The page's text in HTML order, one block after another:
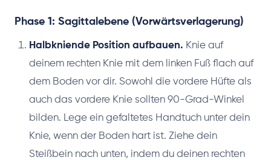
Phase 1: Sagittalebene (Vorwärtsverlagerung)
Halbkniende Position aufbauen. Knie auf
deinem rechten Knie mit dem linken Fuß flach auf
dem Boden vor dir. Sowohl die vordere Hüfte als
auch das vordere Knie sollten 90-Grad-Winkel
bilden. Lege ein gefaltetes Handtuch unter dein
Knie, wenn der Boden hart ist. Ziehe dein
Steißbein nach unten, indem du deinen rechten